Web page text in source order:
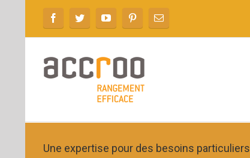
Une expertise pour des besoins particuliers